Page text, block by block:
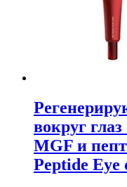
вокруг
MGF и
Peptide Eye